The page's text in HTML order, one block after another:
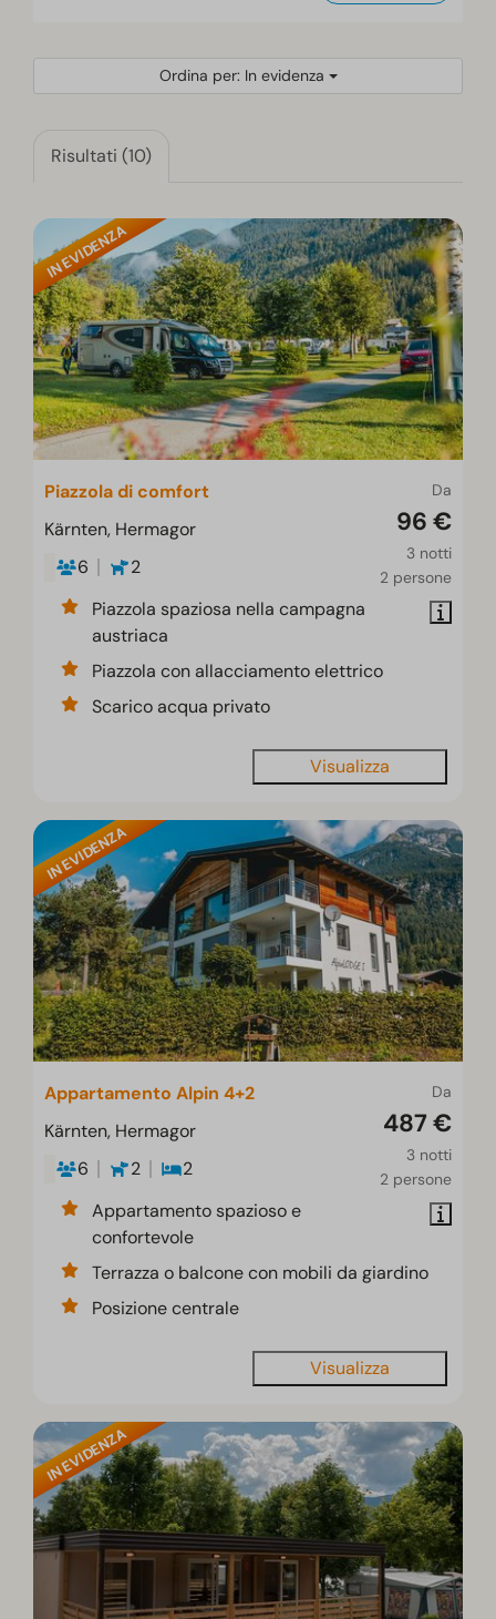
Ordina per: In evidenza
Risultati (10)
IN EVIDENZA
Da
96 €
3 notti
2 persone
Piazzola di comfort
Kärnten, Hermagor
6
2
Piazzola spaziosa nella campagna
austriaca
Piazzola con allacciamento elettrico
Scarico acqua privato
Visualizza
IN EVIDENZA
Da
487 €
3 notti
2 persone
Appartamento Alpin 4+2
Kärnten, Hermagor
6
2
2
Appartamento spazioso e
confortevole
Terrazza o balcone con mobili da giardino
Posizione centrale
Visualizza
IN EVIDENZA